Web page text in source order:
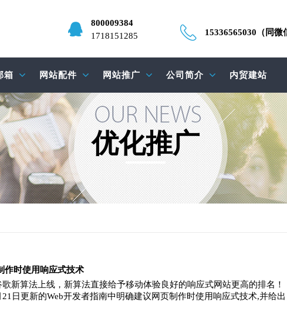
800009384
1718151285
15336565030（同微
箱 网站配件 网站推广 公司简介 内贸建站
优化推广
作时使用响应式技术
新算法上线，新算法直接给予移动体验良好的响应式网站更高的排名！
21日更新的Web开发者指南中明确建议网页制作时使用响应式技术,并给出